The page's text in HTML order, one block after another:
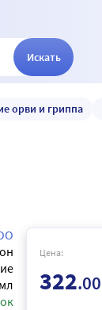
Искать
орви и гриппа
Цена:
322.00